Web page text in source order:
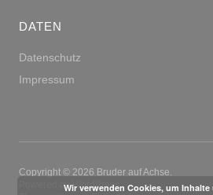
DATEN
Datenschutz
Impressum
Copyright © 2026 Bruder auf Achse
Powered byWordPress
Wir verwenden Cookies, um